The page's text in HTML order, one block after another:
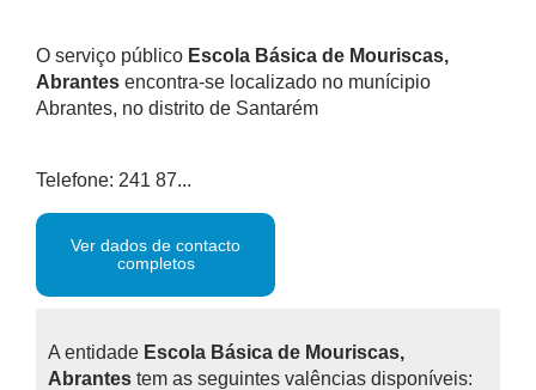
O serviço público Escola Básica de Mouriscas,
Abrantes encontra-se localizado no munícipio
Abrantes, no distrito de Santarém
Telefone: 241 87...
Ver dados de contacto
completos
A entidade Escola Básica de Mouriscas,
Abrantes tem as seguintes valências disponíveis: